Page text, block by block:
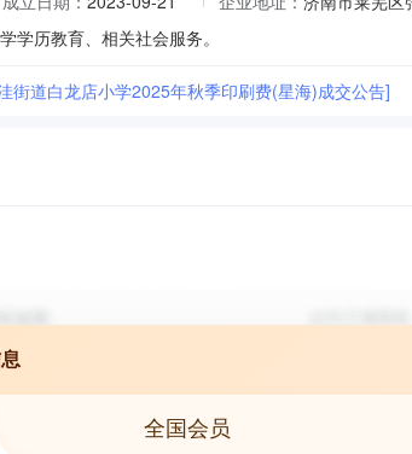
学历教育、相关社会服务。
街道白龙店小学2025年秋季印刷费(星海)成交公告]
全国会员